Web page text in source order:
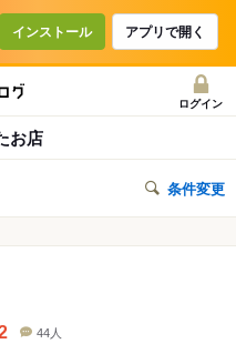
インストール アプリで開く
ログイン
お店
条件変更
44人